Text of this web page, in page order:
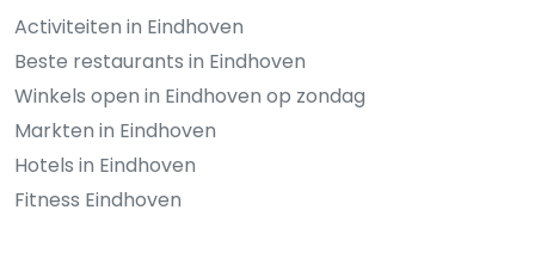
Activiteiten in Eindhoven
Beste restaurants in Eindhoven
Winkels open in Eindhoven op zondag
Markten in Eindhoven
Hotels in Eindhoven
Fitness Eindhoven